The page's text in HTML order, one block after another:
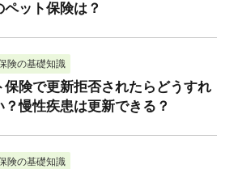
ペット保険は？
険の基礎知識
保険で更新拒否されたらどうすれ
？慢性疾患は更新できる？
険の基礎知識